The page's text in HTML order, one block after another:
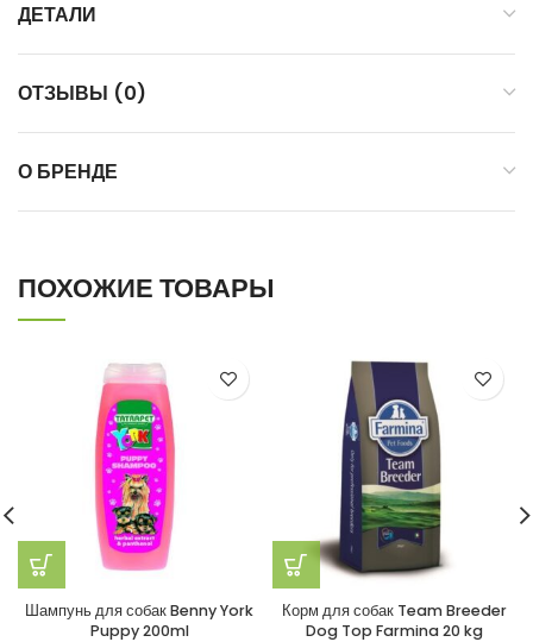
ДЕТАЛИ
ОТЗЫВЫ (0)
О БРЕНДЕ
ПОХОЖИЕ ТОВАРЫ
Шампунь для собак Benny York
Puppy 200ml
Корм для собак Team Breeder
Dog Top Farmina 20 kg